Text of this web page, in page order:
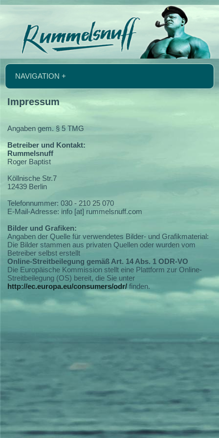
NAVIGATION +
Impressum
Angaben gem. § 5 TMG
Betreiber und Kontakt:
Rummelsnuff
Roger Baptist
Köllnische Str.7
12439 Berlin
Telefonnummer: 030 - 210 25 070
E-Mail-Adresse: info [at] rummelsnuff.com
Bilder und Grafiken:
Angaben der Quelle für verwendetes Bilder- und Grafikmaterial:
Die Bilder stammen aus privaten Quellen oder wurden vom
Betreiber selbst erstellt
Online-Streitbeilegung gemäß Art. 14 Abs. 1 ODR-VO
Die Europäische Kommission stellt eine Plattform zur Online-
Streitbeilegung (OS) bereit, die Sie unter
http://ec.europa.eu/consumers/odr/ finden.